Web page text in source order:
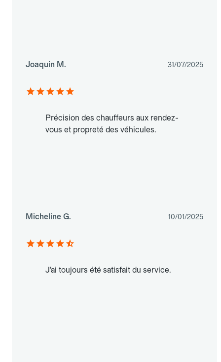
Joaquin M. 31/07/2025
Précision des chauffeurs aux rendez-
vous et propreté des véhicules.
Micheline G. 10/01/2025
J’ai toujours été satisfait du service.